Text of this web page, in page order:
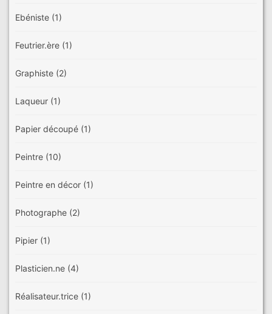
Ebéniste (1)
Feutrier.ère (1)
Graphiste (2)
Laqueur (1)
Papier découpé (1)
Peintre (10)
Peintre en décor (1)
Photographe (2)
Pipier (1)
Plasticien.ne (4)
Réalisateur.trice (1)